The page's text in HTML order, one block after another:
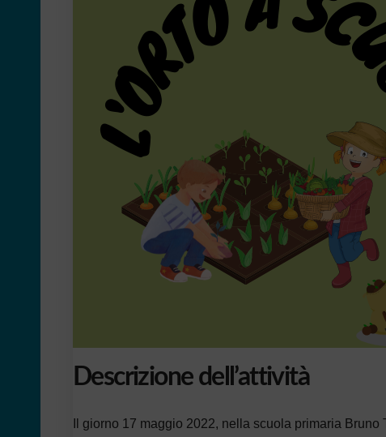
Descrizione dell’attività
Il giorno 17 maggio 2022, nella scuola primaria